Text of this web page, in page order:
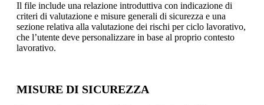
Il file include una relazione introduttiva con indicazione di
criteri di valutazione e misure generali di sicurezza e una
sezione relativa alla valutazione dei rischi per ciclo lavorativo,
che l’utente deve personalizzare in base al proprio contesto
lavorativo.
MISURE DI SICUREZZA